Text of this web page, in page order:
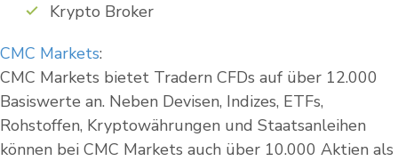
Krypto Broker
CMC Markets:
CMC Markets bietet Tradern CFDs auf über 12.000
Basiswerte an. Neben Devisen, Indizes, ETFs,
Rohstoffen, Kryptowährungen und Staatsanleihen
können bei CMC Markets auch über 10.000 Aktien als